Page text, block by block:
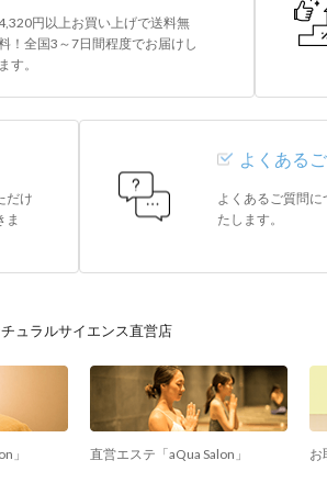
円以上お買い上げで送料無
！全国3～7日間程度でお届けし
ます。
だけ
ま
よくある
よくあるご質問
たします。
ュラルサイエンス直営店
」 直営エステ「aQua Salon」 お